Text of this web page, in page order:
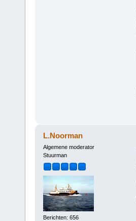
L.Noorman
Algemene moderator
Stuurman
Berichten: 656